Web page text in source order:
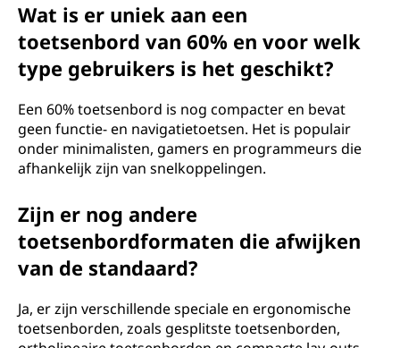
Wat is er uniek aan een
toetsenbord van 60% en voor welk
type gebruikers is het geschikt?
Een 60% toetsenbord is nog compacter en bevat
geen functie- en navigatietoetsen. Het is populair
onder minimalisten, gamers en programmeurs die
afhankelijk zijn van snelkoppelingen.
Zijn er nog andere
toetsenbordformaten die afwijken
van de standaard?
Ja, er zijn verschillende speciale en ergonomische
toetsenborden, zoals gesplitste toetsenborden,